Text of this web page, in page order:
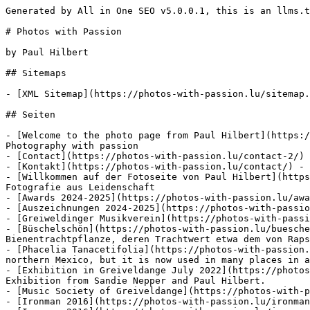
Generated by All in One SEO v5.0.0.1, this is an llms.txt file, used by LLMs to index the site.

# Photos with Passion

by Paul Hilbert

## Sitemaps

- [XML Sitemap](https://photos-with-passion.lu/sitemap.xml): Contains all public & indexable URLs for this website.

## Seiten

- [Welcome to the photo page from Paul Hilbert](https://photos-with-passion.lu/en/) - This is the Internetsite from Paul Hilbert from Greiveldange in Luxembourg. Photography with passion
- [Contact](https://photos-with-passion.lu/contact-2/) - Contact Paul Hilbert
- [Kontakt](https://photos-with-passion.lu/contact/) - Hier können Sie Paul Hilbert kontaktieren oder Fotos bestellen.
- [Willkommen auf der Fotoseite von Paul Hilbert](https://photos-with-passion.lu/de/) - Dies ist die Internetseite von Paul Hilbert aus Greiweldingen in Luxemburg. Fotografie aus Leidenschaft
- [Awards 2024-2025](https://photos-with-passion.lu/awards-2024-2025/)
- [Auszeichnungen 2024-2025](https://photos-with-passion.lu/auszeichnungen-2024-2025/) - Auszeichnungen in Fotobewerben von Paul Hilbert
- [Greiweldinger Musikverein](https://photos-with-passion.lu/greiweldenger-musek/) - Fotos von Aktivitäten vom Greiweldinger Musikverein.
- [Büschelschön](https://photos-with-passion.lu/bueschelschoen/) - Büschelschön wird in Mitteleuropa häufig als Bienenweide angesät. Sie gilt als sehr ertragreiche Bienentrachtpflanze, deren Trachtwert etwa dem von Raps oder Buchweizen entspricht.
- [Phacelia Tanacetifolia](https://photos-with-passion.lu/bueschelschoen_en/) - Phacelia tanacetifolia was originally native to the Southwestern United States and northern Mexico, but it is now used in many places in agriculture as a cover crop, a bee plant, an attractant for other beneficial insects.
- [Exhibition in Greiveldange July 2022](https://photos-with-passion.lu/multi-kulti-greiweldange-on-the-2nd-and-3rd-july-2022_en/) - Multi-Kulti Greiveldange: Exhibition from Sandie Nepper and Paul Hilbert.
- [Music Society of Greiveldange](https://photos-with-passion.lu/greiweldenger-musek-2/) - Photos from activities of the Music Society of Greiveldange.
- [Ironman 2016](https://photos-with-passion.lu/ironman-en/ironman-2016/)
- [Ironman 2016](https://photos-with-passion.lu/ironman-de/ironman-2016/) - Ironman 2016
- [Ironman Remich](https://photos-with-passion.lu/ironman-de/) - Ironman 2016, 2017, 2018, 2019 und 2022. Radstrecke bei der Einfahrt in Greiweldingen. Hier sehen sie ausschliesslich sog. Mitzieher Fotos.
- [Ironman Remich](https://photos-with-passion.lu/ironman-en/) - Ironman 2016, 2017, 2018, 2019 and 2022. Bikepart at the entry of Greiveldange. Here you see only so called panning photos.
- [Neueste Nachrichten](https://photos-with-passion.lu/latest-news/)
- [Latest News](https://photos-with-passion.lu/news-2/)
- [Awards 2022-2023](https://photos-with-passion.lu/awards-2022-2023/)
- [Awards 2020-2021](https://photos-with-passion.lu/awards-2020-2021/)
- [Awards 2018-2019](https://photos-with-passion.lu/awards-2018-2019/) - Awards in Photographic Contests from Paul Hilbert
- [Awards 2016-2017](https://photos-with-passion.lu/awards-2016-2017/) - Awards in Photographic Contests from Paul Hilbert
- [Auszeichnungen 2022-2023](https://photos-with-passion.lu/auszeichnungen-2022-2023/) - Auszeichnungen in Fotobewerben von Paul Hilbert
- [Auszeichnungen 2020-2021](https://photos-with-passion.lu/auszeichnungen-2020-2021/) - Auszeichnungen in Fotobewerben von Paul Hilbert
- [Auszeichnungen 2018-2019](https://photos-with-passion.lu/auszeichnungen-2018-2019/) - Auszeichnungen in Fotowettbewerben von Paul Hilbert
- [Auszeichnungen 2016-2017](https://photos-with-passion.lu/auszeichnungen-2016-2017/) - Auszeichnungen in Fotobewerben von Paul Hilbert
- [Über den Autor: Paul Hilbert](https://photos-with-passion.lu/about-me/) - Über mich: Kurze Biografie und meine Sichtweisen.
- [About the Author: Paul Hilbert](https://photos-with-passion.lu/about-the-author-paul-hilbert/) - A short description about me and my passion, the photography.
- [Galerien](https://photos-with-passion.lu/galerien/) - Dies sind alle Galerien der Internetseite von Paul Hilbert aus Greiweldingen in Luxemburg.
- [Ausstellung in Greiweldingen Juli 2022](https://photos-with-passion.lu/multi-kulti-greiweldingen-am-2ten-und-3ten-juli-2022_de/) - Multi-Kulti Greiweldingen: Ausstellung von Sandie Nepper und Paul Hilbert
- [Villa del Conde - Gran Canaria](https://photos-with-passion.lu/villa-del-conde-meloneras-gran-canaria_de/) - Villa del Conde – Gran Canaria
- [Villa de Conde - Gran Canaria](https://photos-with-passion.lu/villa-del-conde-meloneras-gran-canaria_en/) - Villa de Conde – Gran Canaria
- [Galleries](https://photos-with-passion.lu/galleries-2/) - These are all Galleries of the Internetsite from Paul Hilbert from Greiveldange in Luxembourg.
- [Picture of the month](https://photos-with-passion.lu/picture-of-the-week/) - Picture of the week from photos with passion by Paul Hilbert
- [Bild des Monats](https://photos-with-passion.lu/bild-der-woche/) - Bild der Woche auf photos with passion von Paul Hilbert.
- [Féérie de Glace (Ice Sculptures) Metz November 2016 - January 2017](https://photos-with-passion.lu/feerie-de-glace-ice-sculptures-metz-november-16-january-17/) - Fascinating Ice Sculptures at Metz.
- [Féérie de Glace (Eisskulpturen) Metz November 2016 - Januar 2017](https://photos-with-passion.lu/feerie-de-glace/) - Faszinierende Eisskulpturen in der Ausstellung "Fééries de Glace" in Metz
- [Greiweldingen Dezember 2017](https://photos-with-passion.lu/greiweldingen-dezember-2017/) - Malerei, Zeichnungen und Fotos von Mea Bateman und Paul Hilbert in